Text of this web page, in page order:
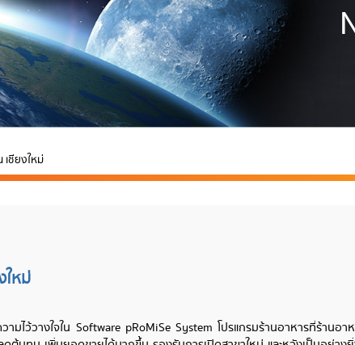
ชียงใหม่
หม่
วามไว้วางใจใน Software pRoMiSe System โปรแกรมร้านอาหารที่ร้านอ